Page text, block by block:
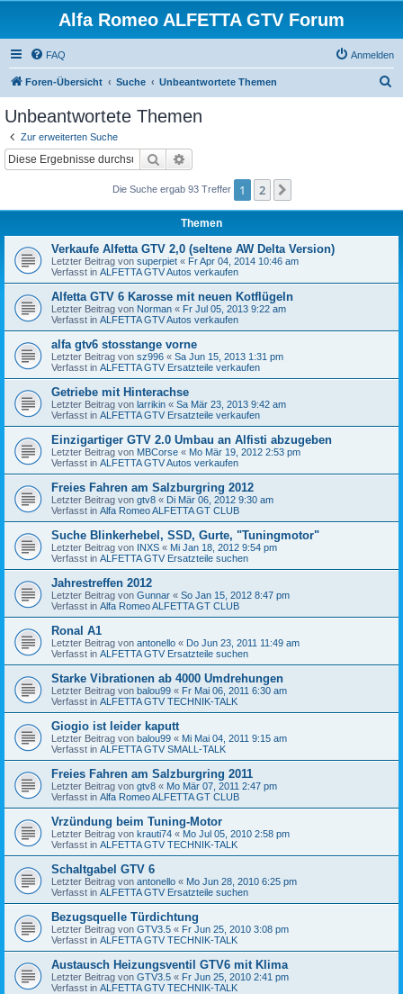
Alfa Romeo ALFETTA GTV Forum
FAQ Anmelden
Foren-Übersicht Suche Unbeantwortete Themen
Unbeantwortete Themen
Zur erweiterten Suche
Suche
Die Suche ergab 93 Treffer 1 2
Themen
Verkaufe Alfetta GTV 2,0 (seltene AW Delta Version)
Letzter Beitrag von superpiet « Fr Apr 04, 2014 10:46 am
Verfasst in ALFETTA GTV Autos verkaufen
Alfetta GTV 6 Karosse mit neuen Kotflügeln
Letzter Beitrag von Norman « Fr Jul 05, 2013 9:22 am
Verfasst in ALFETTA GTV Autos verkaufen
alfa gtv6 stosstange vorne
Letzter Beitrag von sz996 « Sa Jun 15, 2013 1:31 pm
Verfasst in ALFETTA GTV Ersatzteile verkaufen
Getriebe mit Hinterachse
Letzter Beitrag von larrikin « Sa Mär 23, 2013 9:42 am
Verfasst in ALFETTA GTV Ersatzteile verkaufen
Einzigartiger GTV 2.0 Umbau an Alfisti abzugeben
Letzter Beitrag von MBCorse « Mo Mär 19, 2012 2:53 pm
Verfasst in ALFETTA GTV Autos verkaufen
Freies Fahren am Salzburgring 2012
Letzter Beitrag von gtv8 « Di Mär 06, 2012 9:30 am
Verfasst in Alfa Romeo ALFETTA GT CLUB
Suche Blinkerhebel, SSD, Gurte, "Tuningmotor"
Letzter Beitrag von INXS « Mi Jan 18, 2012 9:54 pm
Verfasst in ALFETTA GTV Ersatzteile suchen
Jahrestreffen 2012
Letzter Beitrag von Gunnar « So Jan 15, 2012 8:47 pm
Verfasst in Alfa Romeo ALFETTA GT CLUB
Ronal A1
Letzter Beitrag von antonello « Do Jun 23, 2011 11:49 am
Verfasst in ALFETTA GTV Ersatzteile suchen
Starke Vibrationen ab 4000 Umdrehungen
Letzter Beitrag von balou99 « Fr Mai 06, 2011 6:30 am
Verfasst in ALFETTA GTV TECHNIK-TALK
Giogio ist leider kaputt
Letzter Beitrag von balou99 « Mi Mai 04, 2011 9:15 am
Verfasst in ALFETTA GTV SMALL-TALK
Freies Fahren am Salzburgring 2011
Letzter Beitrag von gtv8 « Mo Mär 07, 2011 2:47 pm
Verfasst in Alfa Romeo ALFETTA GT CLUB
Vrzündung beim Tuning-Motor
Letzter Beitrag von krauti74 « Mo Jul 05, 2010 2:58 pm
Verfasst in ALFETTA GTV TECHNIK-TALK
Schaltgabel GTV 6
Letzter Beitrag von antonello « Mo Jun 28, 2010 6:25 pm
Verfasst in ALFETTA GTV Ersatzteile suchen
Bezugsquelle Türdichtung
Letzter Beitrag von GTV3.5 « Fr Jun 25, 2010 3:08 pm
Verfasst in ALFETTA GTV TECHNIK-TALK
Austausch Heizungsventil GTV6 mit Klima
Letzter Beitrag von GTV3.5 « Fr Jun 25, 2010 2:41 pm
Verfasst in ALFETTA GTV TECHNIK-TALK